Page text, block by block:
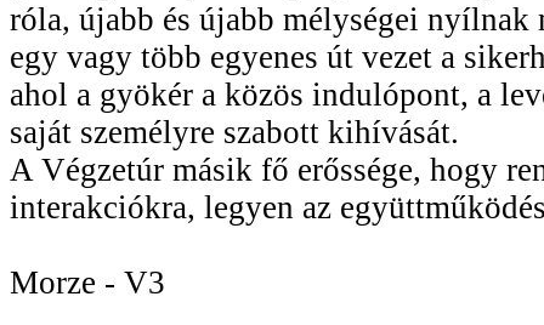
róla, újabb és újabb mélységei
egy vagy több egyenes út vezet a
ahol a gyökér a közös indulópont, a
saját személyre szabott kihívását.
A Végzetúr másik fő erőssége, hogy
interakciókra, legyen az
Morze - V3